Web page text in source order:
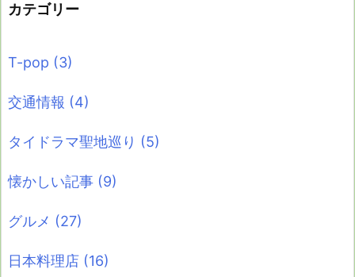
カテゴリー
T-pop (3)
交通情報 (4)
タイドラマ聖地巡り (5)
懐かしい記事 (9)
グルメ (27)
日本料理店 (16)